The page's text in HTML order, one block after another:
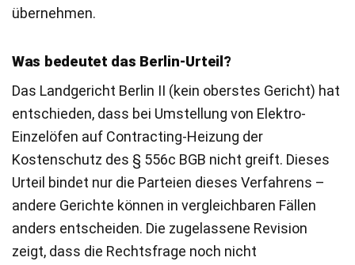
übernehmen.
Was bedeutet das Berlin-Urteil?
Das Landgericht Berlin II (kein oberstes Gericht) hat
entschieden, dass bei Umstellung von Elektro-
Einzelöfen auf Contracting-Heizung der
Kostenschutz des § 556c BGB nicht greift. Dieses
Urteil bindet nur die Parteien dieses Verfahrens –
andere Gerichte können in vergleichbaren Fällen
anders entscheiden. Die zugelassene Revision
zeigt, dass die Rechtsfrage noch nicht